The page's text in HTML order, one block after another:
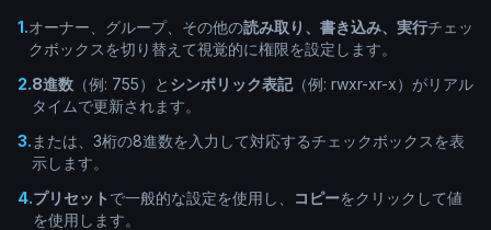
1.オーナー、グループ、その他の読み取り、書き込み、実行チェッ
クボックスを切り替えて視覚的に権限を設定します。
2.8進数 （例: 755）と シンボリック表記（例: rwxr-xr-x）がリアル
タイムで更新されます。
3. または、3桁の8進数を入力して対応するチェックボックスを表
示します。
4.プリセット で一般的な設定を使用し、 コピーをクリックして値
を使用します。